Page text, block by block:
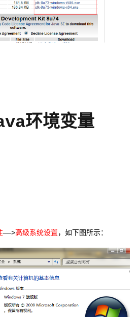
环境变量
——>高级系统设置，如下图所示：